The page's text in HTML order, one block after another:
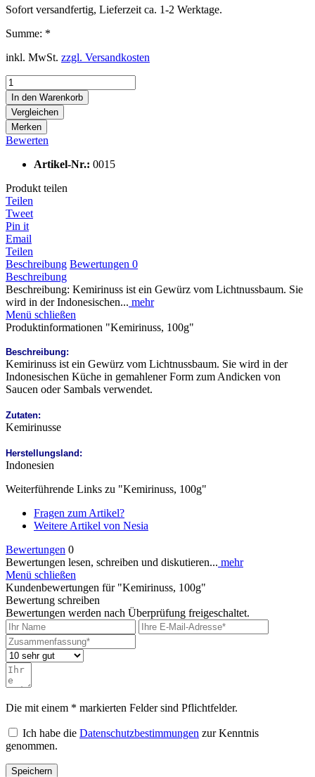
Sofort versandfertig, Lieferzeit ca. 1-2 Werktage.
Summe: *
inkl. MwSt. zzgl. Versandkosten
In den Warenkorb
Vergleichen
Merken
Bewerten
Artikel-Nr.: 0015
Produkt teilen
Teilen
Tweet
Pin it
Email
Teilen
Beschreibung Bewertungen 0
Beschreibung
Beschreibung: Kemirinuss ist ein Gewürz vom Lichtnussbaum. Sie
wird in der Indonesischen... mehr
Menü schließen
Produktinformationen "Kemirinuss, 100g"
Beschreibung:
Kemirinuss ist ein Gewürz vom Lichtnussbaum. Sie wird in der
Indonesischen Küche in gemahlener Form zum Andicken von
Saucen oder Sambals verwendet.
Zutaten:
Kemirinusse
Herstellungsland:
Indonesien
Weiterführende Links zu "Kemirinuss, 100g"
Fragen zum Artikel?
Weitere Artikel von Nesia
Bewertungen 0
Bewertungen lesen, schreiben und diskutieren... mehr
Menü schließen
Kundenbewertungen für "Kemirinuss, 100g"
Bewertung schreiben
Bewertungen werden nach Überprüfung freigeschaltet.
Die mit einem * markierten Felder sind Pflichtfelder.
Ich habe die Datenschutzbestimmungen zur Kenntnis
genommen.
Speichern